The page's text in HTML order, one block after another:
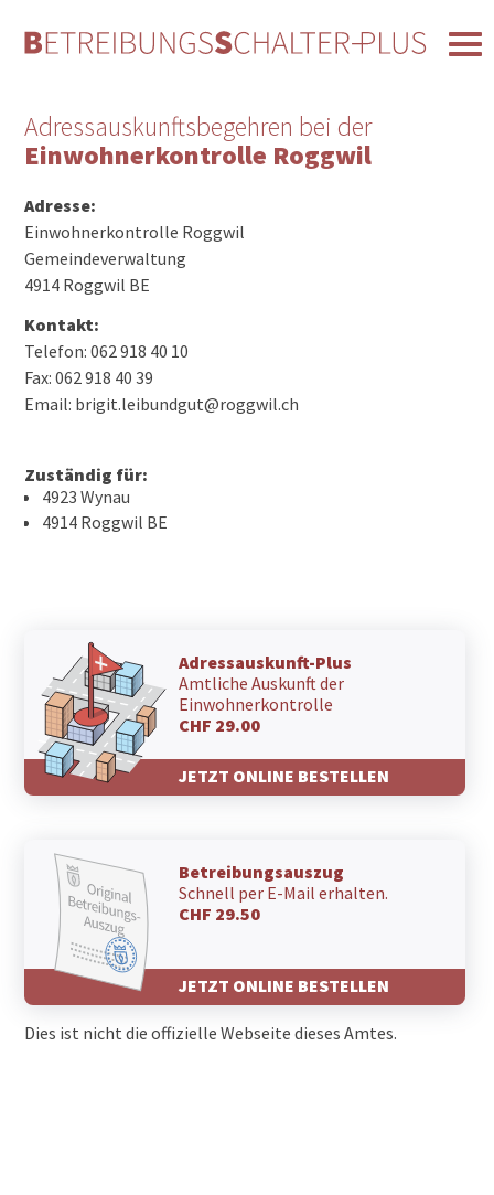
Adressauskunftsbegehren bei der
Einwohnerkontrolle Roggwil
Adresse:
Einwohnerkontrolle Roggwil
Gemeindeverwaltung
4914 Roggwil BE
Kontakt:
Telefon: 062 918 40 10
Fax: 062 918 40 39
Email: brigit.leibundgut@roggwil.ch
Zuständig für:
4923 Wynau
4914 Roggwil BE
Adressauskunft-Plus
Amtliche Auskunft der
Einwohnerkontrolle
CHF 29.00
JETZT ONLINE BESTELLEN
Betreibungsauszug
Schnell per E-Mail erhalten.
CHF 29.50
JETZT ONLINE BESTELLEN
Dies ist nicht die offizielle Webseite dieses Amtes.